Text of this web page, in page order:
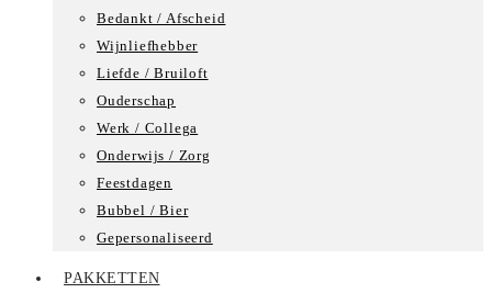
Bedankt / Afscheid
Wijnliefhebber
Liefde / Bruiloft
Ouderschap
Werk / Collega
Onderwijs / Zorg
Feestdagen
Bubbel / Bier
Gepersonaliseerd
PAKKETTEN